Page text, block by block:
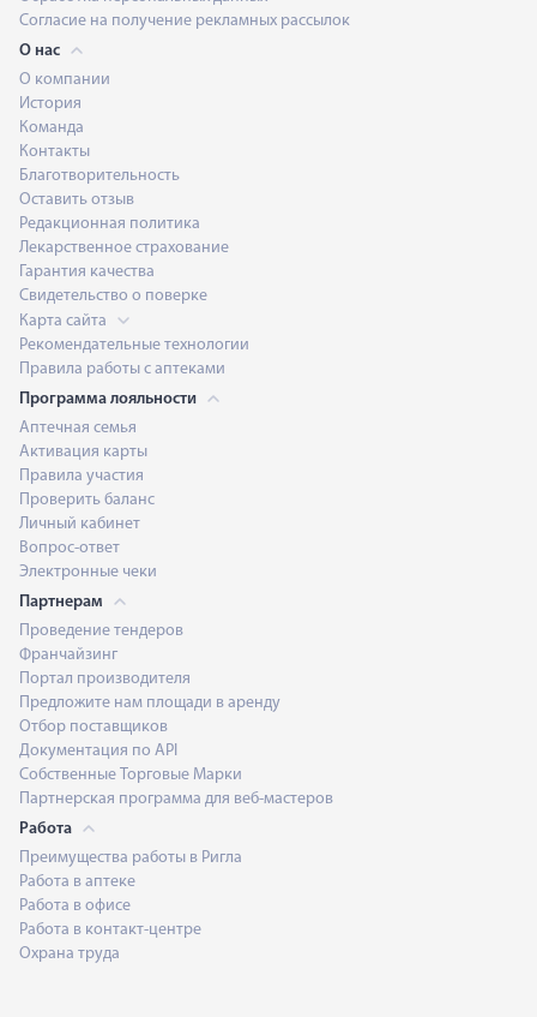
Согласие на получение рекламных рассылок
О нас
О компании
История
Команда
Контакты
Благотворительность
Оставить отзыв
Редакционная политика
Лекарственное страхование
Гарантия качества
Свидетельство о поверке
Карта сайта
Рекомендательные технологии
Правила работы с аптеками
Программа лояльности
Аптечная семья
Активация карты
Правила участия
Проверить баланс
Личный кабинет
Вопрос-ответ
Электронные чеки
Партнерам
Проведение тендеров
Франчайзинг
Портал производителя
Предложите нам площади в аренду
Отбор поставщиков
Документация по API
Собственные Торговые Марки
Партнерская программа для веб-мастеров
Работа
Преимущества работы в Ригла
Работа в аптеке
Работа в офисе
Работа в контакт-центре
Охрана труда